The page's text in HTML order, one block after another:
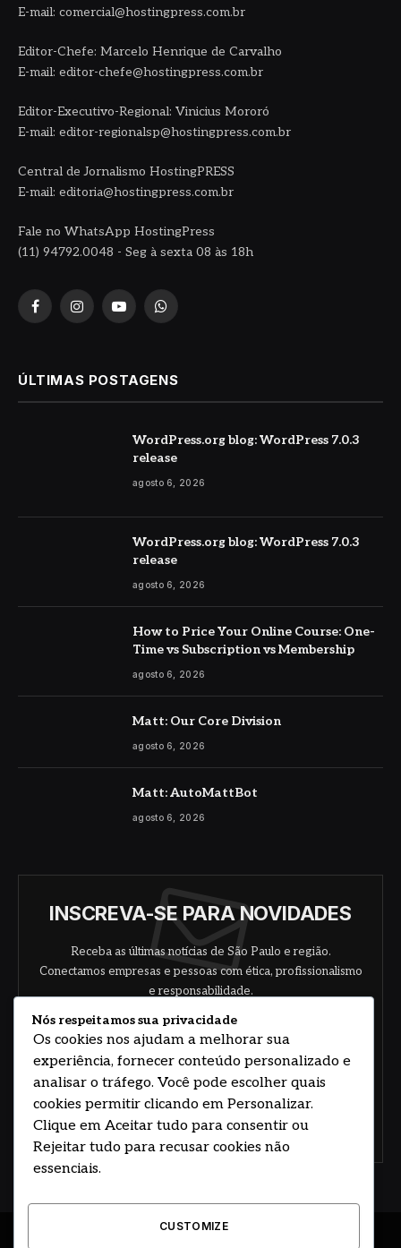
E-mail: comercial@hostingpress.com.br
Editor-Chefe: Marcelo Henrique de Carvalho
E-mail: editor-chefe@hostingpress.com.br
Editor-Executivo-Regional: Vinicius Mororó
E-mail: editor-regionalsp@hostingpress.com.br
Central de Jornalismo HostingPRESS
E-mail: editoria@hostingpress.com.br
Fale no WhatsApp HostingPress
(11) 94792.0048 - Seg à sexta 08 às 18h
FacebookInstagramYouTubeWhatsApp
ÚLTIMAS POSTAGENS
WordPress.org blog: WordPress 7.0.3
release
agosto 6, 2026
WordPress.org blog: WordPress 7.0.3
release
agosto 6, 2026
How to Price Your Online Course: One-
Time vs Subscription vs Membership
agosto 6, 2026
Matt: Our Core Division
agosto 6, 2026
Matt: AutoMattBot
agosto 6, 2026
INSCREVA-SE PARA NOVIDADES
Receba as últimas notícias de São Paulo e região.
Conectamos empresas e pessoas com ética, profissionalismo
e responsabilidade.
Concorde com nossos termos e acordo de
Nós respeitamos sua privacidade
Os cookies nos ajudam a melhorar sua
experiência, fornecer conteúdo personalizado e
analisar o tráfego. Você pode escolher quais
cookies permitir clicando em Personalizar.
Clique em Aceitar tudo para consentir ou
Rejeitar tudo para recusar cookies não
essenciais.
CUSTOMIZE